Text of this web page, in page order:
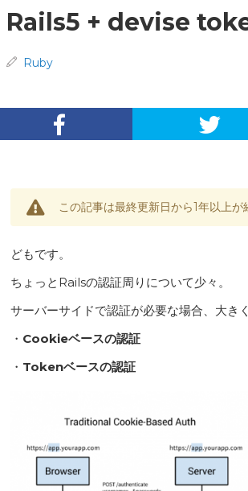
Rails5 + devise
Ruby
この記事は最終更新日から1年以上
どもです。
ちょっとRailsの認証周りについて少々。
サーバーサイドで認証が必要な場合、大き
・ Cookieベースの認証
・ Tokenベースの認証